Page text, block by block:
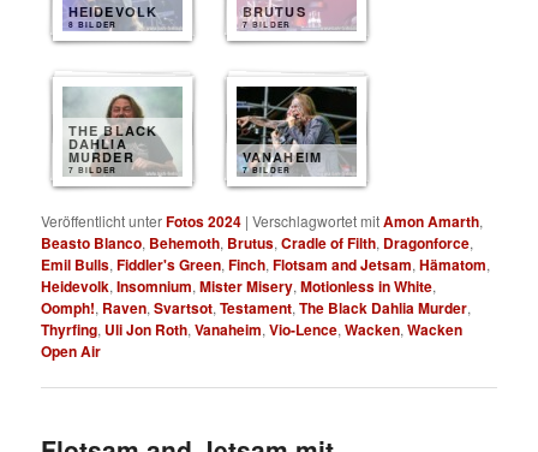
HEIDEVOLK
8 BILDER
BRUTUS
7 BILDER
THE BLACK
DAHLIA
MURDER
7 BILDER
VANAHEIM
7 BILDER
Veröffentlicht unterFotos 2024 |Verschlagwortet mitAmon Amarth,
Beasto Blanco, Behemoth, Brutus,Cradle of Filth, Dragonforce,
Emil Bulls,Fiddler's Green,Finch,Flotsam and Jetsam,Hämatom,
Heidevolk,Insomnium,Mister Misery,Motionless in White,
Oomph!, Raven,Svartsot,Testament,The Black Dahlia Murder,
Thyrfing, Uli Jon Roth,Vanaheim,Vio-Lence,Wacken,Wacken
Open Air